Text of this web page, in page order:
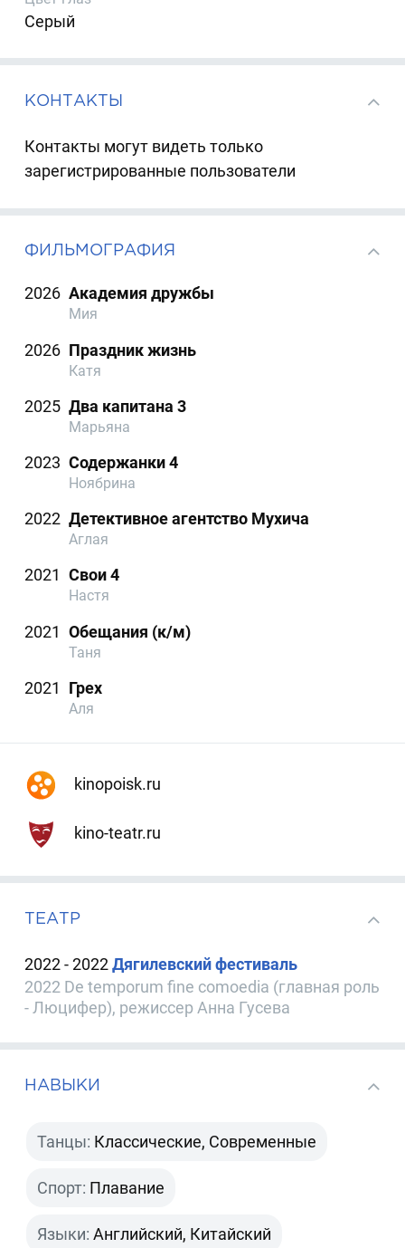
Серый
КОНТАКТЫ
Контакты могут видеть только
зарегистрированные пользователи
ФИЛЬМОГРАФИЯ
2026 Академия дружбы
Мия
2026 Праздник жизнь
Катя
2025 Два капитана 3
Марьяна
2023 Содержанки 4
Ноябрина
2022 Детективное агентство Мухича
Аглая
2021 Свои 4
Настя
2021 Обещания (к/м)
Таня
2021 Грех
Аля
kinopoisk.ru
kino-teatr.ru
ТЕАТР
2022 - 2022Дягилевский фестиваль
2022 De temporum fine comoedia (главная роль
- Люцифер), режиссер Анна Гусева
НАВЫКИ
Танцы: Классические, Современные
Спорт: Плавание
Языки: Английский, Китайский